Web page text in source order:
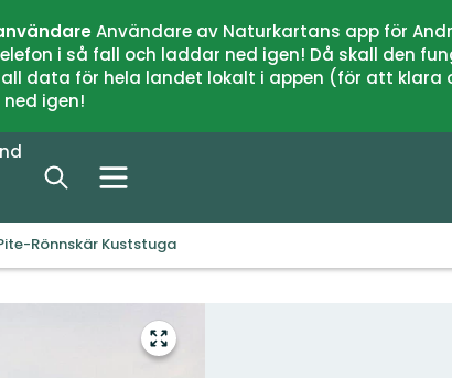
Användare av Naturkartans app för
i så fall och laddar ned igen! Då skall den
data för hela landet lokalt i appen (för att
igen!
Rönnskär Kuststuga
Gå
till